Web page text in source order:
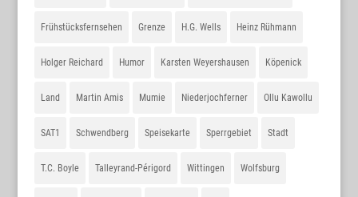
Frühstücksfernsehen Grenze H.G. Wells Heinz Rühmann
Holger Reichard Humor Karsten Weyershausen Köpenick
Land Martin Amis Mumie Niederjochferner Ollu Kawollu
SAT1 Schwendberg Speisekarte Sperrgebiet Stadt
T.C. Boyle Talleyrand-Périgord Wittingen Wolfsburg